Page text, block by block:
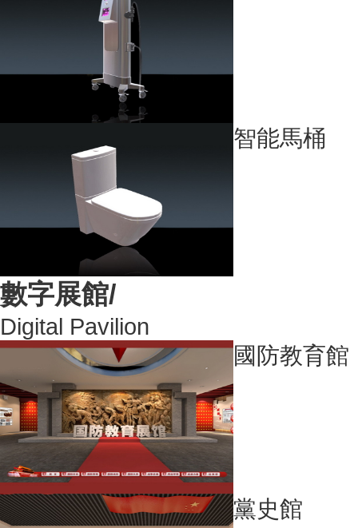
智能馬桶
數字展館/
Digital Pavilion
國防教育館
黨史館